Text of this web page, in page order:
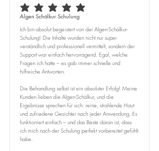
durchschnittliches Rating ist 5 von 5
Algen Schälkur Schulung
Ich bin absolut begeistert von der Algen-Schälkur-
Schulung! Die Inhalte wurden nicht nur super
verständlich und professionell vermittelt, sondern der
Support war einfach hervorragend. Egal, welche
Fragen ich hatte – es gab immer schnelle und
hilfreiche Antworten.
Die Behandlung selbst ist ein absoluter Erfolg! Meine
Kunden lieben die Algen-Schälkur, und die
Ergebnisse sprechen für sich: reine, strahlende Haut
und zufriedene Gesichter nach jeder Anwendung. Es
funktioniert einfach – und das Beste daran ist, dass
ich mich nach der Schulung perfekt vorbereitet gefühlt
habe.